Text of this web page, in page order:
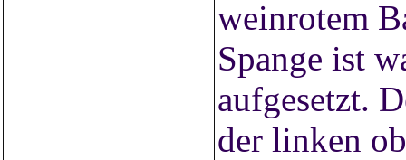
weinrotem
Spange ist
aufgesetzt.
der linken